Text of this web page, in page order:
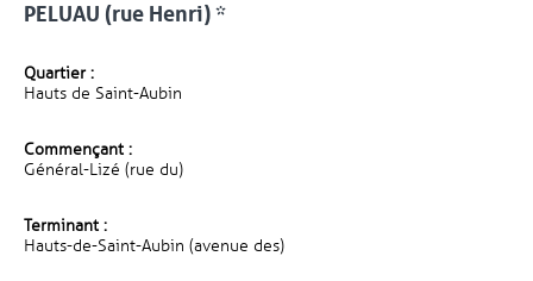
PELUAU (rue Henri) *
Quartier :
Hauts de Saint-Aubin
Commençant :
Général-Lizé (rue du)
Terminant :
Hauts-de-Saint-Aubin (avenue des)